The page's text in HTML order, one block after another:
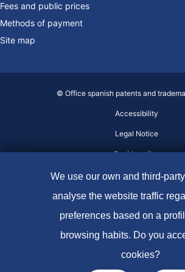
Fees and public prices
Methods of payment
Site map
© Office spanish patents and
Accessibility
Legal Notice
Cookie policy
Data protection
We use our own and third-
analyse the website traffic
preferences based on a
browsing habits. Do you
cookies?